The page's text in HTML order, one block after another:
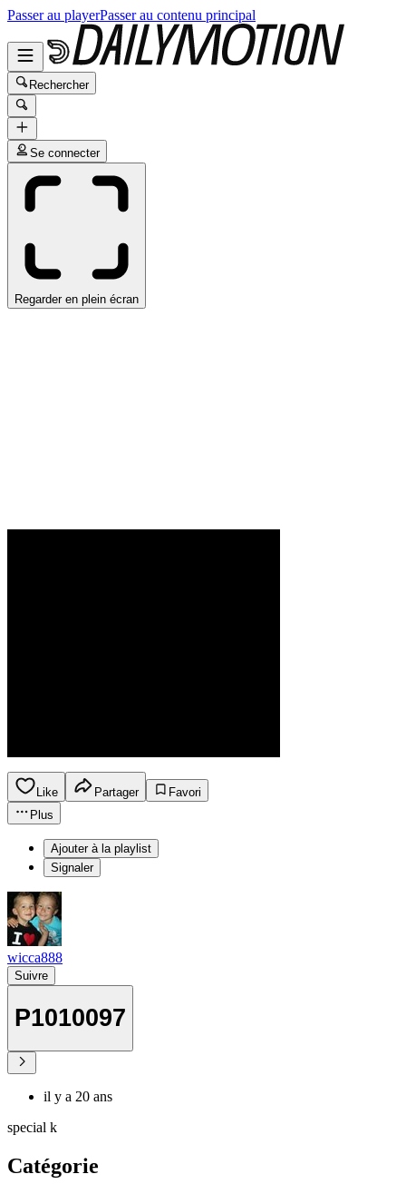
Passer au playerPasser au contenu principal
Rechercher
Se connecter
Regarder en plein écran
Like Partager
Favori
Plus
Ajouter à la playlist
Signaler
wicca888
Suivre
P1010097
il y a 20 ans
special k
Catégorie